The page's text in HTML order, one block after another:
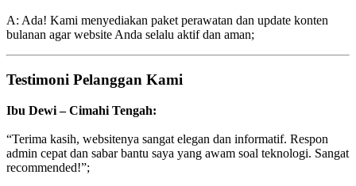
A: Ada! Kami menyediakan paket perawatan dan update konten
bulanan agar website Anda selalu aktif dan aman;
Testimoni Pelanggan Kami
Ibu Dewi – Cimahi Tengah:
“Terima kasih, websitenya sangat elegan dan informatif. Respon
admin cepat dan sabar bantu saya yang awam soal teknologi. Sangat
recommended!”;